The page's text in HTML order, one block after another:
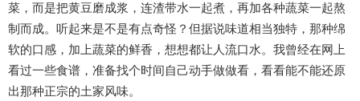
菜，而是把黄豆磨成浆，连渣带水一起煮，再加各种蔬菜一起熬
制而成。听起来是不是有点奇怪？但据说味道相当独特，那种绵
软的口感，加上蔬菜的鲜香，想想都让人流口水。我曾经在网上
看过一些食谱，准备找个时间自己动手做做看，看看能不能还原
出那种正宗的土家风味。